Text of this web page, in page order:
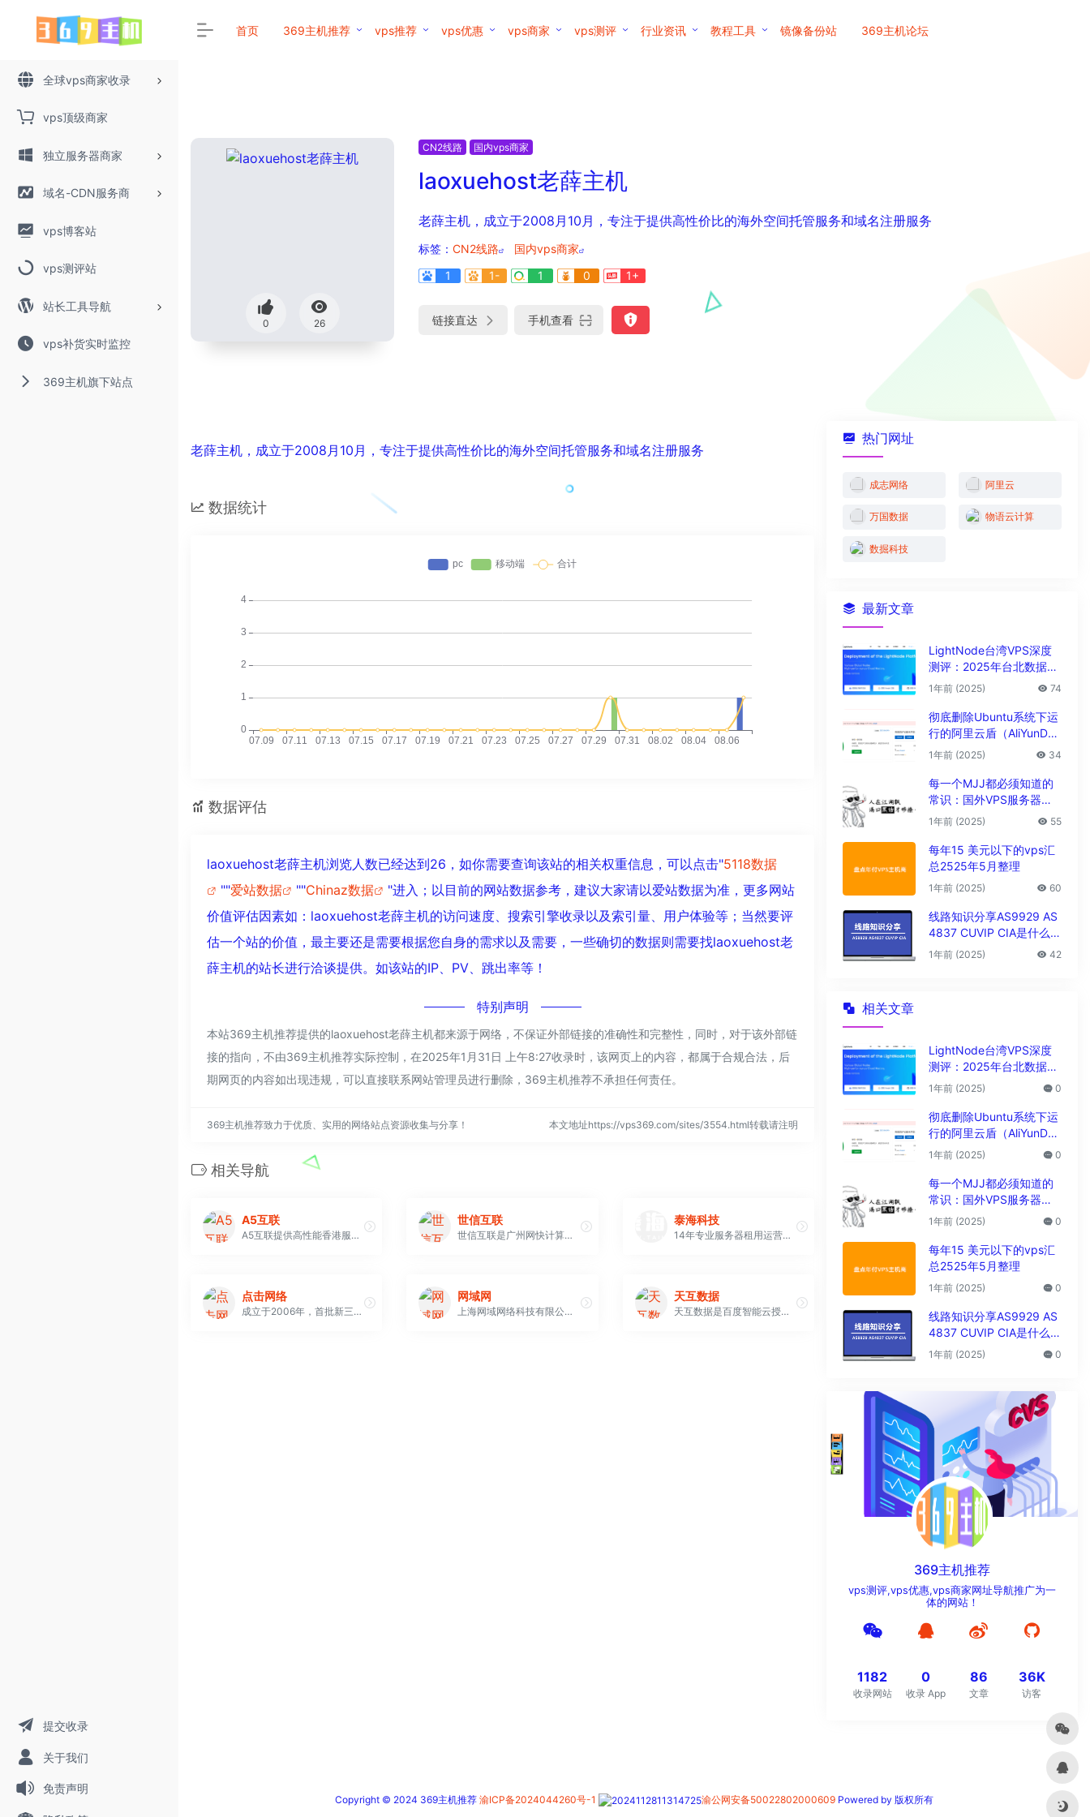
全球vps商家收录
vps顶级商家
独立服务器商家
域名-CDN服务商
vps博客站
vps测评站
站长工具导航
vps补货实时监控
369主机旗下站点
提交收录
关于我们
免责声明
首页 369主机推荐 vps推荐 vps优惠 vps商家 vps测评 行业资讯 教程工具 镜像备份站 369主机论坛
0 26
CN2线路 国内vps商家
laoxuehost老薛主机
老薛主机，成立于2008月10月，专注于提供高性价比的海外空间托管服务和域名注册服务
标签： CN2线路
国内vps商家
1
1- 1 0 1+
链接直达 手机查看
老薛主机，成立于2008月10月，专注于提供高性价比的海外空间托管服务和域名注册服务
数据统计
数据评估
laoxuehost老薛主机浏览人数已经达到26，如你需要查询该站的相关权重信息，可以点击"5118数据
""爱站数据 ""Chinaz数据
"进入；以目前的网站数据参考，建议大家请以爱站数据为准，更多网站
价值评估因素如：laoxuehost老薛主机的访问速度、搜索引擎收录以及索引量、用户体验等；当然要评
估一个站的价值，最主要还是需要根据您自身的需求以及需要，一些确切的数据则需要找laoxuehost老
薛主机的站长进行洽谈提供。如该站的IP、PV、跳出率等！
特别声明
本站369主机推荐提供的laoxuehost老薛主机都来源于网络，不保证外部链接的准确性和完整性，同时，对于该外部链
接的指向，不由369主机推荐实际控制，在2025年1月31日 上午8:27收录时，该网页上的内容，都属于合规合法，后
期网页的内容如出现违规，可以直接联系网站管理员进行删除，369主机推荐不承担任何责任。
369主机推荐致力于优质、实用的网络站点资源收集与分享！ 本文地址https://vps369.com/sites/3554.html转载请注明
相关导航
A5互联
A5互联提供高性能香港服务器,香港DDos高防服务器,美国服务器等海外服务器租用托管服务，双向CN2三网直连,GIA+BGP高速网络。
世信互联
世信互联是广州网快计算机科技有限公司基于互联网基础型服务的品牌项目，本公司成立于2008年，是基于互联网络提供全面电子商务咨询与解决方案的IT公司，拥有与互联网络相关的多项产品和服务。公司成立以来，一直以提供高品质的服务为首要目标。
泰海科技
14年专业服务器租用运营商,提供:BGP,高防,游戏,站群,大带宽,CN2，香港等多款服务器产品，专注IDC解决方案。
点击网络
成立于2006年，首批新三板创新层企业，新三板创新公司百强企业，中国互联网百强企业。注册资本1.328亿元，净资产近2亿元，拥有著名企业家陈发树、著名投资人蔡文胜控股的米林隆领投资 等优质股东截止2017年12月，拥有首创证券、国泰君安证券、广发证券在内的18家做市商。是ICANN认证的域名注册服务机构，是CNNIC会员企业。获得国家高新技术企业认定、福建省及厦门 市科技小巨人领军企业、增值电信业务经营许可证、网络文化经营许可证等荣誉和资质。旗下3家全资子公司中，已有2家获得国家高新技术企业认定。
网域网
上海网域网络科技有限公司（网域网）是国内知名的一站式互联网数据中心（IDC）与云计算解决方案服务商，
天互数据
天互数据是百度智能云授权服务中心，独家运营百度BGP多线机房，是工信部认证的IDC服务商，18年来为超30万家企业提供全球服务器租用,服务器托管,云服务器,高防服务器以及AI人工智能产品
热门网址
成志网络 阿里云
万国数据 物语云计算
数掘科技
最新文章
LightNode台湾VPS深度
测评：2025年台北数据中
心vps性能与解锁能力全解
1年前 (2025) 74
彻底删除Ubuntu系统下运
行的阿里云盾（AliYunDu
n/Aegis）
1年前 (2025) 34
每一个MJJ都必须知道的
常识：国外VPS服务器圈
子黑话大全
1年前 (2025) 55
每年15 美元以下的vps汇
总2525年5月整理
1年前 (2025) 60
线路知识分享AS9929 AS
4837 CUVIP CIA是什么线
路?
1年前 (2025) 42
相关文章
LightNode台湾VPS深度
测评：2025年台北数据中
心vps性能与解锁能力全解
1年前 (2025) 0
彻底删除Ubuntu系统下运
行的阿里云盾（AliYunDu
n/Aegis）
1年前 (2025) 0
每一个MJJ都必须知道的
常识：国外VPS服务器圈
子黑话大全
1年前 (2025) 0
每年15 美元以下的vps汇
总2525年5月整理
1年前 (2025) 0
线路知识分享AS9929 AS
4837 CUVIP CIA是什么线
路?
1年前 (2025) 0
369主机推荐
vps测评,vps优惠,vps商家网址导航推广为一
体的网站！
1182
收录网站
0
收录 App
86
文章
36K
访客
Copyright © 2024 369主机推荐 渝ICP备2024044260号-1 渝公网安备50022802000609 Powered by 版权所有